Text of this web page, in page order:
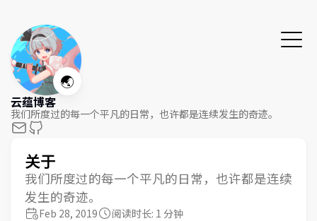
🌏
云蕴博客
我们所度过的每一个平凡的日常，也许都是连续发生的奇迹。
关于
我们所度过的每一个平凡的日常，也许都是连续
发生的奇迹。
Feb 28, 2019 阅读时长: 1 分钟